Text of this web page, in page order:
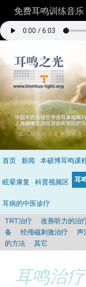
听音乐的方法
音量：与耳鸣的响度差不多
注意耳鸣，成功的状态是当
音，处于无耳鸣状态（详见
时间：3次/天（睡前一次最
首页 新闻 本硕博耳鸣课
眩晕康复 科普视频区 耳
耳病的中医诊疗
TRT治疗 改善听力的治
备
经颅磁刺激治疗 声
的方法
其它
耳鸣治疗